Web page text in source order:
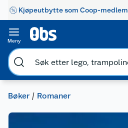
Kjøpeutbytte som Coop-medlem
Meny
Bøker Romaner